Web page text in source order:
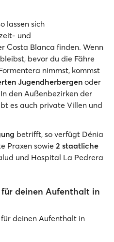
lassen sich
und
Costa Blanca finden. Wenn
bevor du die Fähre
nimmst, kommst
Jugendherbergen oder
den Außenbezirken der
es auch private Villen und
betrifft, so verfügt Dénia
Praxen sowie 2 staatliche
und Hospital La Pedrera
deinen Aufenthalt in
für deinen Aufenthalt in